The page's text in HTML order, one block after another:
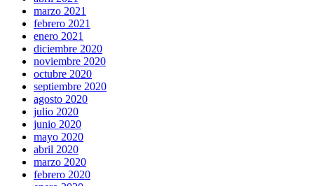
marzo 2021
febrero 2021
enero 2021
diciembre 2020
noviembre 2020
octubre 2020
septiembre 2020
agosto 2020
julio 2020
junio 2020
mayo 2020
abril 2020
marzo 2020
febrero 2020